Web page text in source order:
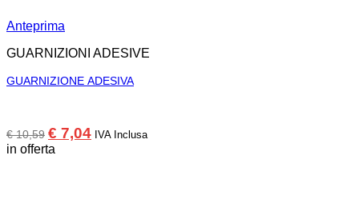
Anteprima
GUARNIZIONI ADESIVE
GUARNIZIONE ADESIVA
€10,59 Il
prezzo
€ 7,04 IlIVA Inclusa
in offerta